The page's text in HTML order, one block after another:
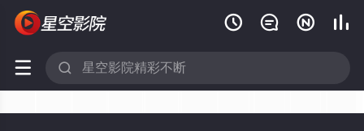
   
 